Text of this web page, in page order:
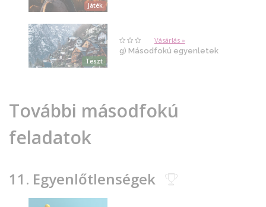
Játék
Teszt
Vásárlás »
g) Másodfokú egyenletek
További másodfokú
feladatok
11. Egyenlőtlenségek